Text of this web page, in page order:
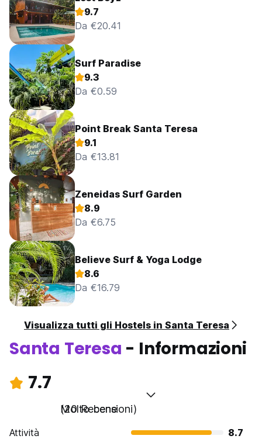
9.7
Da €20.41
Surf Paradise
9.3
Da €0.59
Point Break Santa Teresa
9.1
Da €13.81
Zeneidas Surf Garden
8.9
Da €6.75
Believe Surf & Yoga Lodge
8.6
Da €16.79
Visualizza tutti gli Hostels in Santa Teresa
Santa Teresa - Informazioni
7.7
Molto bene
(20 Recensioni)
Attività
8.7